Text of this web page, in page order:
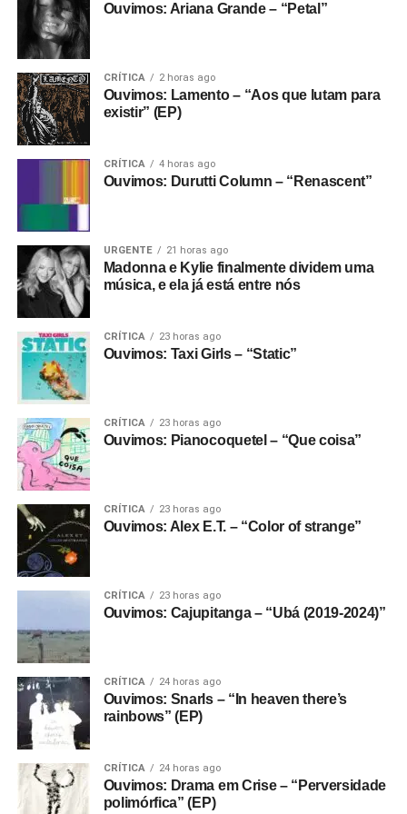
E se ainda não assinou, dá tempo:
newsletter
mail.
No meio da porradaria crusty, vale citar os vocais
femininos (a vocalista é Helô Knup) e a preocupação da
banda em fazer melodias bonitas e pesadas, e criar um
ambiente sonoro que permita que as letras sejam quase
100% entendidas sem encarte. Ouça hoje mesmo.
Gostou do texto? Seu apoio mantém o Pop
Fantasma funcionando todo dia.
E se ainda não assinou, dá tempo:
newsletter
mail.
Ouvimos: Ariana Grande – “Petal”
CRÍTICA 2 horas ago
Ouvimos: Lamento – “Aos que lutam para
existir” (EP)
CRÍTICA 4 horas ago
Ouvimos: Durutti Column – “Renascent”
URGENTE 21 horas ago
Madonna e Kylie finalmente dividem uma
música, e ela já está entre nós
CRÍTICA 23 horas ago
Ouvimos: Taxi Girls – “Static”
CRÍTICA 23 horas ago
Ouvimos: Pianocoquetel – “Que coisa”
CRÍTICA 23 horas ago
Ouvimos: Alex E.T. – “Color of strange”
CRÍTICA 23 horas ago
Ouvimos: Cajupitanga – “Ubá (2019-2024)”
CRÍTICA 24 horas ago
Ouvimos: Snarls – “In heaven there’s
rainbows” (EP)
CRÍTICA 24 horas ago
Ouvimos: Drama em Crise – “Perversidade
polimórfica” (EP)